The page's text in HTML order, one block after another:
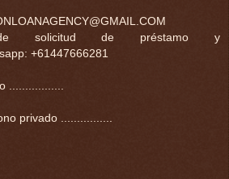
de solicitud de préstamo y
+61447666281
.................
privado ................